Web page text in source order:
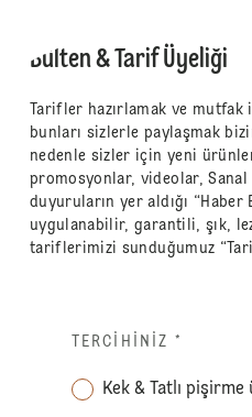
Bülten & Tarif Üyeliği
Tarifler hazırlamak ve
bunları sizlerle paylaşmak
nedenle sizler için yeni
promosyonlar, videolar, Sanal
duyuruların yer aldığı “Haber
uygulanabilir, garantili, şık,
tariflerimizi sunduğumuz
TERCIHINIZ *
Kek & Tatlı